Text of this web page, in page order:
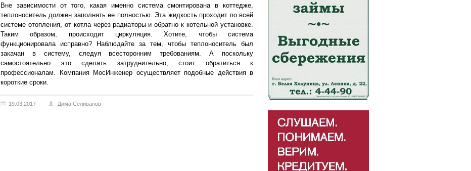
Вне зависимости от того, какая именно система смонтирована в коттедже,
теплоноситель должен заполнять ее полностью. Эта жидкость проходит по всей
системе отопления, от котла через радиаторы и обратно к котельной установке.
Таким образом, происходит циркуляция. Хотите, чтобы система
функционировала исправно? Наблюдайте за тем, чтобы теплоноситель был
закачан в систему, следуя всесторонним требованиям. А поскольку
самостоятельно это сделать затруднительно, стоит обратиться к
профессионалам. Компания МосИнженер осуществляет подобные действия в
короткие сроки.
19.03.2017 Дима Селиванов